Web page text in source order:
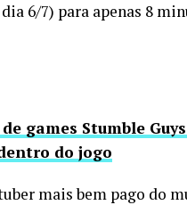
6/7) para apenas 8
games Stumble
do jogo
mais bem pago do